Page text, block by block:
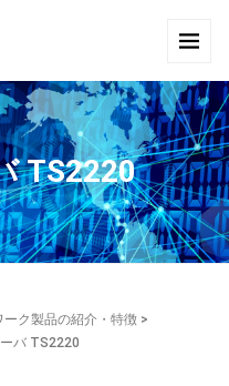
TS2220
ーク製品の紹介・特徴 >
バ TS2220